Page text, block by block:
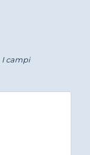
I campi